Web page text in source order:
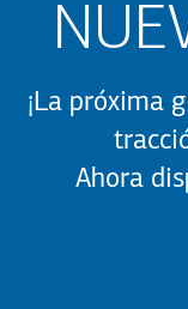
¡La próxima
Ahora